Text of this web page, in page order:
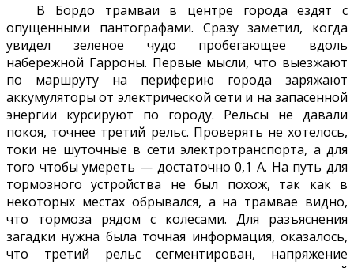
В Бордо трамваи в центре города ездят с
опущенными пантографами. Сразу заметил, когда
увидел зеленое чудо пробегающее вдоль
набережной Гарроны. Первые мысли, что выезжают
по маршруту на периферию города заряжают
аккумуляторы от электрической сети и на запасенной
энергии курсируют по городу. Рельсы не давали
покоя, точнее третий рельс. Проверять не хотелось,
токи не шуточные в сети электротранспорта, а для
того чтобы умереть — достаточно 0,1 А. На путь для
тормозного устройства не был похож, так как в
некоторых местах обрывался, а на трамвае видно,
что тормоза рядом с колесами. Для разъяснения
загадки нужна была точная информация, оказалось,
что третий рельс сегментирован, напряжение